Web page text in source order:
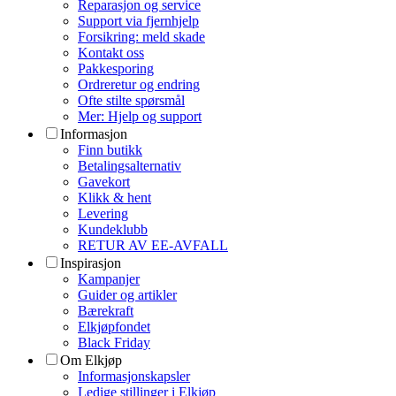
Reparasjon og service
Support via fjernhjelp
Forsikring: meld skade
Kontakt oss
Pakkesporing
Ordreretur og endring
Ofte stilte spørsmål
Mer: Hjelp og support
Informasjon
Finn butikk
Betalingsalternativ
Gavekort
Klikk & hent
Levering
Kundeklubb
RETUR AV EE-AVFALL
Inspirasjon
Kampanjer
Guider og artikler
Bærekraft
Elkjøpfondet
Black Friday
Om Elkjøp
Informasjonskapsler
Ledige stillinger i Elkjøp